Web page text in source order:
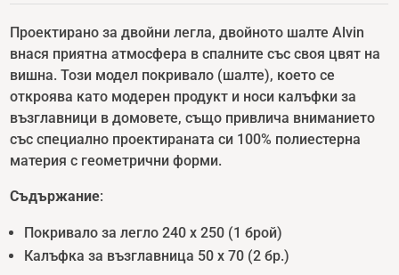
Проектирано за двойни легла, двойното шалте Alvin
внася приятна атмосфера в спалните със своя цвят на
вишна. Този модел покривало (шалте), което се
откроява като модерен продукт и носи калъфки за
възглавници в домовете, също привлича вниманието
със специално проектираната си 100% полиестерна
материя с геометрични форми.
Съдържание:
Покривало за легло 240 x 250 (1 брой)
Калъфка за възглавница 50 x 70 (2 бр.)